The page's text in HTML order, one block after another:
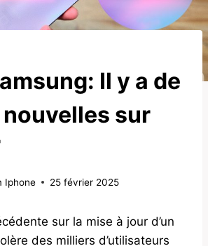
Il y a de
sur
Iphone 25 février 2025
sur la mise à jour d’un
des milliers d’utilisateurs